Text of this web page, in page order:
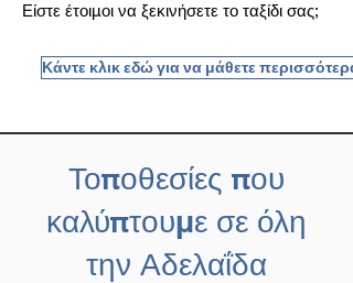
Είστε έτοιμοι να ξεκινήσετε το ταξίδι σας;
Κάντε κλικ εδώ για να μάθετε περισσότερα
Τοποθεσίες που
καλύπτουμε σε όλη
την Αδελαΐδα